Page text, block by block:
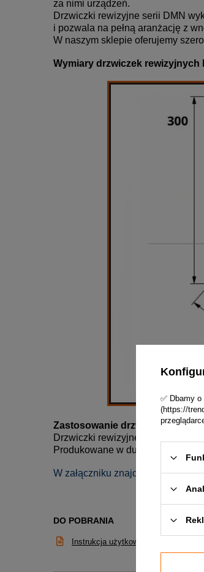
za nimi urządzeń.
Drzwiczki rewizyjne serii DMN
i pozwala na pełną aranżację z
W naszym sklepie oferujemy
Wymiary drzwiczek rewizyjnych
Zastosowanie drzwiczek
Drzwiczki rewizyjne umożliwiają
Produkowane w dużych
W załączniku znajdują się do
DO POBRANIA
Instrukcja użytkownika
✅ Dbamy
(https://